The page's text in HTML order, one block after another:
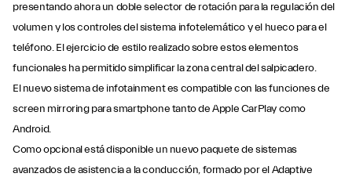
presentando ahora un doble selector de rotación para la regulación del
volumen y los controles del sistema infotelemático y el hueco para el
teléfono. El ejercicio de estilo realizado sobre estos elementos
funcionales ha permitido simplificar la zona central del salpicadero.
El nuevo sistema de infotainment es compatible con las funciones de
screen mirroring para smartphone tanto de Apple CarPlay como
Android.
Como opcional está disponible un nuevo paquete de sistemas
avanzados de asistencia a la conducción, formado por el Adaptive